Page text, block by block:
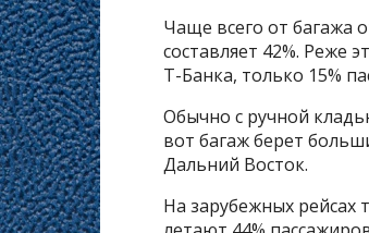
Чаще всего от багажа
составляет 42%. Реже
Т-Банка, только 15%
Обычно с ручной
вот багаж берет
Дальний Восток.
На зарубежных рейсах